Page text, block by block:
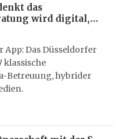
das
wird digital,
App: Das Düsseldorfer
klassische
Betreuung, hybrider